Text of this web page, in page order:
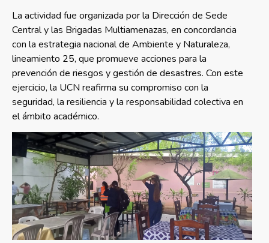
La actividad fue organizada por la Dirección de Sede
Central y las Brigadas Multiamenazas, en concordancia
con la estrategia nacional de Ambiente y Naturaleza,
lineamiento 25, que promueve acciones para la
prevención de riesgos y gestión de desastres. Con este
ejercicio, la UCN reafirma su compromiso con la
seguridad, la resiliencia y la responsabilidad colectiva en
el ámbito académico.